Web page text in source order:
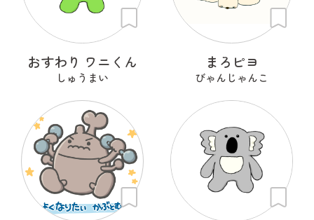
おすわり ワニくん
しゅうまい
まろピヨ
びゃんじゃんこ